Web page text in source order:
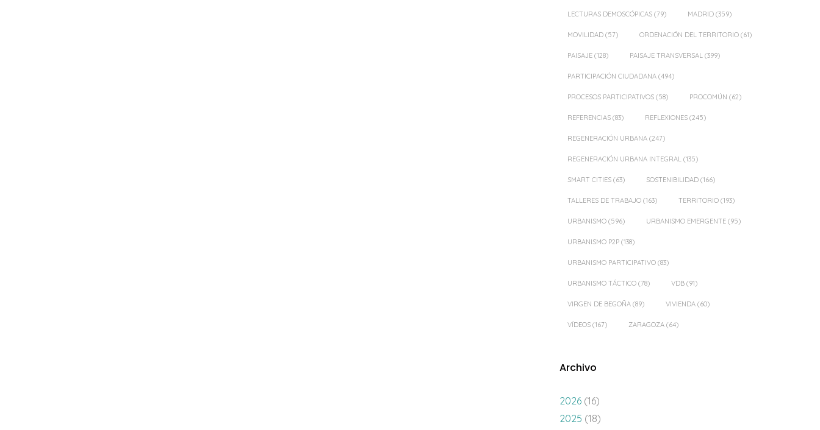
LECTURAS DEMOSCÓPICAS (79) MADRID (359)
MOVILIDAD (57) ORDENACIÓN DEL TERRITORIO (61)
PAISAJE (128) PAISAJE TRANSVERSAL (399)
PARTICIPACIÓN CIUDADANA (494)
PROCESOS PARTICIPATIVOS (58) PROCOMÚN (62)
REFERENCIAS (83) REFLEXIONES (245)
REGENERACIÓN URBANA (247)
REGENERACIÓN URBANA INTEGRAL (135)
SMART CITIES (63) SOSTENIBILIDAD (166)
TALLERES DE TRABAJO (163) TERRITORIO (193)
URBANISMO (596) URBANISMO EMERGENTE (95)
URBANISMO P2P (138)
URBANISMO PARTICIPATIVO (83)
URBANISMO TÁCTICO (78) VDB (91)
VIRGEN DE BEGOÑA (89) VIVIENDA (60)
VÍDEOS (167) ZARAGOZA (64)
Archivo
2026 (16)
2025 (18)